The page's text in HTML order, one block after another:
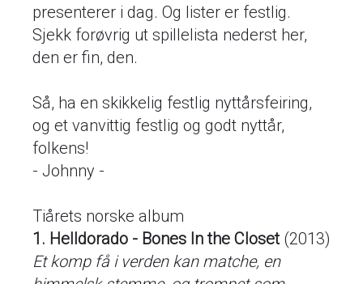
presenterer i dag. Og lister er festlig.
Sjekk forøvrig ut spillelista nederst her,
den er fin, den.
Så, ha en skikkelig festlig nyttårsfeiring,
og et vanvittig festlig og godt nyttår,
folkens!
- Johnny -
Tiårets norske album
1. Helldorado - Bones In the Closet (2013)
Et komp få i verden kan matche, en